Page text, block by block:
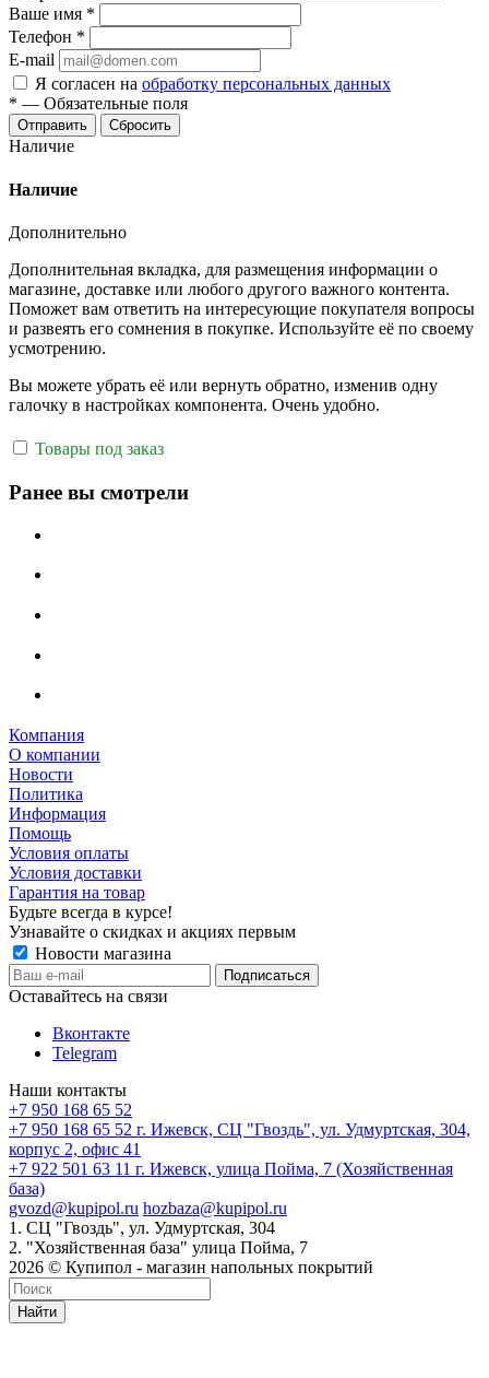
Ваше имя *
Телефон *
E-mail
Я согласен на обработку персональных данных
* — Обязательные поля
Отправить Сбросить
Наличие
Наличие
Дополнительно
Дополнительная вкладка, для размещения информации о
магазине, доставке или любого другого важного контента.
Поможет вам ответить на интересующие покупателя вопросы
и развеять его сомнения в покупке. Используйте её по своему
усмотрению.
Вы можете убрать её или вернуть обратно, изменив одну
галочку в настройках компонента. Очень удобно.
Товары под заказ
Ранее вы смотрели
Компания
О компании
Новости
Политика
Информация
Помощь
Условия оплаты
Условия доставки
Гарантия на товар
Будьте всегда в курсе!
Узнавайте о скидках и акциях первым
Новости магазина
Оставайтесь на связи
Вконтакте
Telegram
Наши контакты
+7 950 168 65 52
+7 950 168 65 52 г. Ижевск, СЦ "Гвоздь", ул. Удмуртская, 304,
корпус 2, офис 41
+7 922 501 63 11 г. Ижевск, улица Пойма, 7 (Хозяйственная
база)
gvozd@kupipol.ru hozbaza@kupipol.ru
1. СЦ "Гвоздь", ул. Удмуртская, 304
2. "Хозяйственная база" улица Пойма, 7
2026 © Купипол - магазин напольных покрытий
Найти